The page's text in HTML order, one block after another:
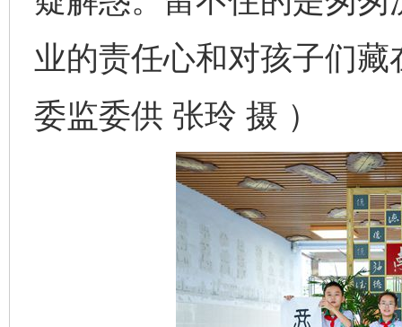
业的责任心和对孩子们
委监委供 张玲 摄 ）